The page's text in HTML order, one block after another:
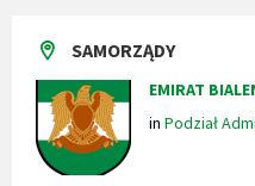
SAMORZĄDY
EMIRAT
in Podział